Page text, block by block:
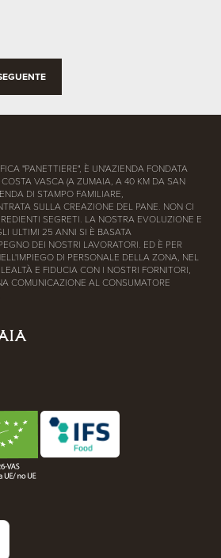
"PANETTIERE", È UN'AZIENDA FONDATA
VASCA (A ZUMAIA, A 40 KM DA SAN
DI STAMPO FAMILIARE,
SULLA CREAZIONE DEL PANE. NON CI
SEGRETI. LA NOSTRA EVOLUZIONE E
ULTIMI 25 ANNI SI È BASATA
DEI NOSTRI LAVORATORI. ED È PER
DI PERSONALE DELLA ZONA, NEL
E FIDUCIA CON I NOSTRI FORNITORI,
COMUNICAZIONE AL CONSUMATORE